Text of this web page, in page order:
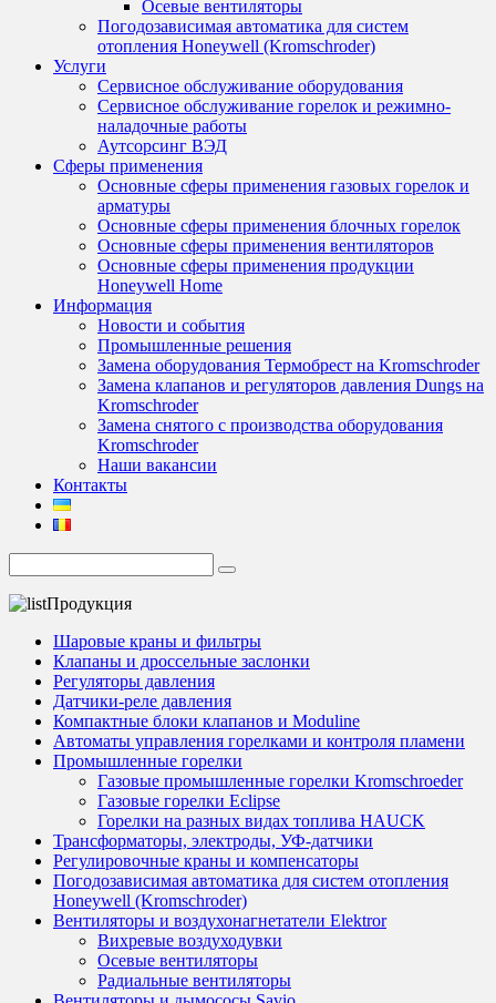
Осевые вентиляторы
Погодозависимая автоматика для систем
отопления Honeywell (Kromschroder)
Услуги
Сервисное обслуживание оборудования
Сервисное обслуживание горелок и режимно-
наладочные работы
Аутсорсинг ВЭД
Сферы применения
Основные сферы применения газовых горелок и
арматуры
Основные сферы применения блочных горелок
Основные сферы применения вентиляторов
Основные сферы применения продукции
Honeywell Home
Информация
Новости и события
Промышленные решения
Замена оборудования Термобрест на Kromschroder
Замена клапанов и регуляторов давления Dungs на
Kromschroder
Замена снятого с производства оборудования
Kromschroder
Наши вакансии
Контакты
Продукция
Шаровые краны и фильтры
Клапаны и дроссельные заслонки
Регуляторы давления
Датчики-реле давления
Компактные блоки клапанов и Moduline
Автоматы управления горелками и контроля пламени
Промышленные горелки
Газовые промышленные горелки Kromschroeder
Газовые горелки Eclipse
Горелки на разных видах топлива HAUCK
Трансформаторы, электроды, УФ-датчики
Регулировочные краны и компенсаторы
Погодозависимая автоматика для систем отопления
Honeywell (Kromschroder)
Вентиляторы и воздухонагнетатели Elektror
Вихревые воздуходувки
Осевые вентиляторы
Радиальные вентиляторы